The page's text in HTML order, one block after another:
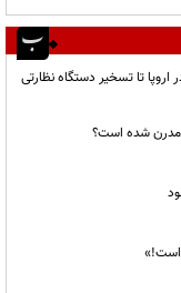
تا تسخیر دستگاه نظارتی
مدرن شده است؟
است!»